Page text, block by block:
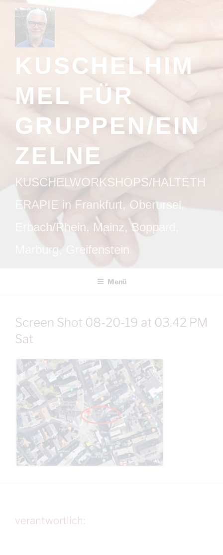
Inhalt
springen
KUSCHELHIM
MEL FÜR
GRUPPEN/EIN
ZELNE
KUSCHELWORKSHOPS/HALTETH
ERAPIE in Frankfurt, Oberursel,
Erbach/Rhein, Mainz, Boppard,
Marburg, Greifenstein
Menü
Screen Shot 08-20-19 at 03.42 PM
Sat
verantwortlich: